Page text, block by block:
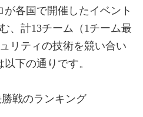
各国で開催したイベント
、計13チーム（1チーム最
リティの技術を競い合い
下の通りです。
勝戦のランキング